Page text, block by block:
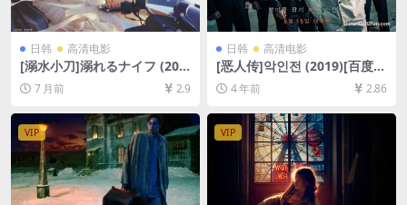
日韩 高清电影
[溺水小刀]溺れるナイフ (201
6)[百度网盘+夸克网盘1080P
超清未删减资源][网盘在线播
放/下载][MP4/8GB][中文字
幕]
7 月前 2.9
日韩 高清电影
[恶人传]악인전 (2019)[百度网
盘+夸克网盘+迅雷云盘资源10
80P超清未删减][MP4/7GB]
[韩语中字]
4 年前 2.86
VIP VIP